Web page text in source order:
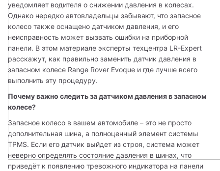
уведомляет водителя о снижении давления в колесах.
Однако нередко автовладельцы забывают, что запасное
колесо также оснащено датчиком давления, и его
неисправность может вызвать ошибки на приборной
панели. В этом материале эксперты техцентра LR-Expert
расскажут, как правильно заменить датчик давления в
запасном колесе Range Rover Evoque и где лучше всего
выполнить эту процедуру.
Почему важно следить за датчиком давления в запасном
колесе?
Запасное колесо в вашем автомобиле – это не просто
дополнительная шина, а полноценный элемент системы
TPMS. Если его датчик выйдет из строя, система может
неверно определять состояние давления в шинах, что
приведёт к появлению тревожного индикатора на панели